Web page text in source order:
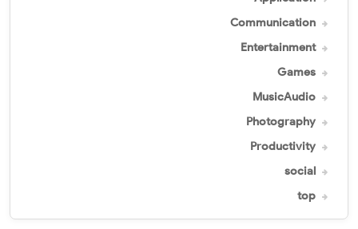
Communication
Entertainment
Games
MusicAudio
Photography
Productivity
social
top